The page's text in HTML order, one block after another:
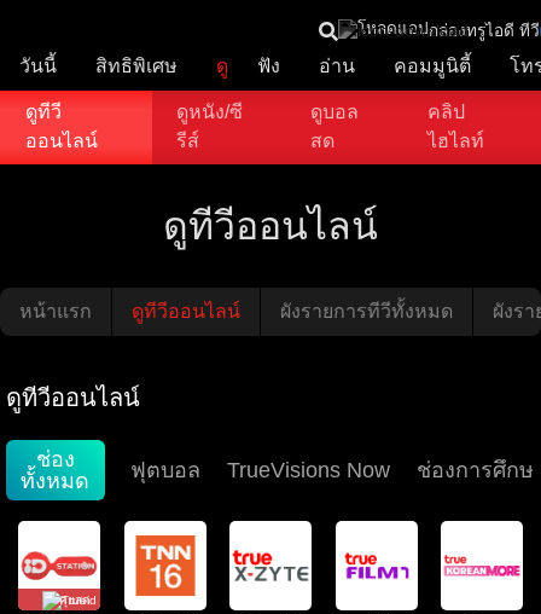
โหลดแอปกล่องทรูไอดี ทีวี
วันนี้ สิทธิพิเศษ ดู ฟัง อ่าน คอมมูนิตี้ โท
ดูทีวี
ออนไลน์
ดูหนัง/ซี
รีส์
ดูบอล
สด
คลิป
ไฮไลท์
ดูทีวีออนไลน์
หน้าแรก ดูทีวีออนไลน์ ผังรายการทีวีทั้งหมด ผังร
ดูทีวีออนไลน์
ช่อง
ทั้งหมด
ฟุตบอล TrueVisions Now ช่องการศึกษ
คุยสด